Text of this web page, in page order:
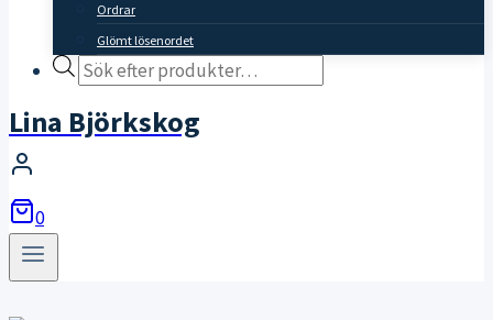
Ordrar
Glömt lösenordet
Products
Lina Björkskog
0